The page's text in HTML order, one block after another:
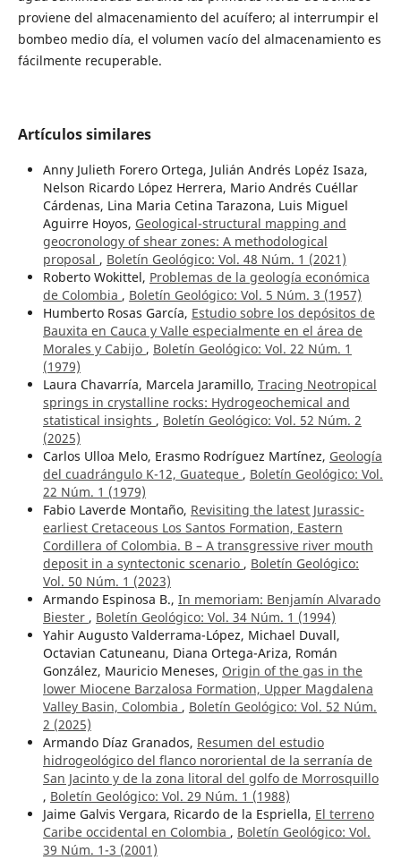
proviene del almacenamiento del acuífero; al interrumpir el
bombeo medio día, el volumen vacío del almacenamiento es
fácilmente recuperable.
Artículos similares
Anny Julieth Forero Ortega, Julián Andrés Lopéz Isaza,
Nelson Ricardo López Herrera, Mario Andrés Cuéllar
Cárdenas, Lina Maria Cetina Tarazona, Luis Miguel
Aguirre Hoyos, Geological-structural mapping and
geocronology of shear zones: A methodological
proposal , Boletín Geológico: Vol. 48 Núm. 1 (2021)
Roberto Wokittel, Problemas de la geología económica
de Colombia , Boletín Geológico: Vol. 5 Núm. 3 (1957)
Humberto Rosas García, Estudio sobre los depósitos de
Bauxita en Cauca y Valle especialmente en el área de
Morales y Cabijo , Boletín Geológico: Vol. 22 Núm. 1
(1979)
Laura Chavarría, Marcela Jaramillo, Tracing Neotropical
springs in crystalline rocks: Hydrogeochemical and
statistical insights , Boletín Geológico: Vol. 52 Núm. 2
(2025)
Carlos Ulloa Melo, Erasmo Rodríguez Martínez, Geología
del cuadrángulo K-12, Guateque , Boletín Geológico: Vol.
22 Núm. 1 (1979)
Fabio Laverde Montaño, Revisiting the latest Jurassic-
earliest Cretaceous Los Santos Formation, Eastern
Cordillera of Colombia. B – A transgressive river mouth
deposit in a syntectonic scenario , Boletín Geológico:
Vol. 50 Núm. 1 (2023)
Armando Espinosa B., In memoriam: Benjamín Alvarado
Biester , Boletín Geológico: Vol. 34 Núm. 1 (1994)
Yahir Augusto Valderrama-López, Michael Duvall,
Octavian Catuneanu, Diana Ortega-Ariza, Román
González, Mauricio Meneses, Origin of the gas in the
lower Miocene Barzalosa Formation, Upper Magdalena
Valley Basin, Colombia , Boletín Geológico: Vol. 52 Núm.
2 (2025)
Armando Díaz Granados, Resumen del estudio
hidrogeológico del flanco nororiental de la serranía de
San Jacinto y de la zona litoral del golfo de Morrosquillo
, Boletín Geológico: Vol. 29 Núm. 1 (1988)
Jaime Galvis Vergara, Ricardo de la Espriella, El terreno
Caribe occidental en Colombia , Boletín Geológico: Vol.
39 Núm. 1-3 (2001)